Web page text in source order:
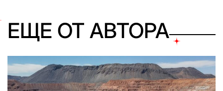
ЕЩЕ ОТ АВТОРА